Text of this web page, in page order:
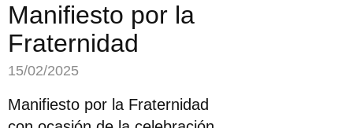
Manifiesto por la
Fraternidad
15/02/2025
Manifiesto por la Fraternidad